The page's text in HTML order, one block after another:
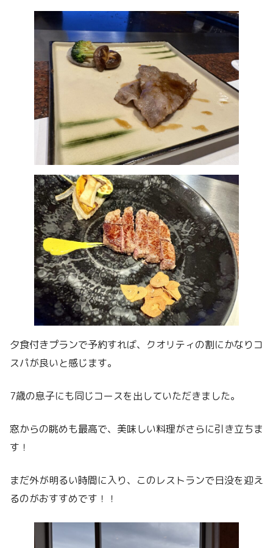
夕食付きプランで予約すれば、クオリティの割にかなりコ
スパが良いと感じます。
7歳の息子にも同じコースを出していただきました。
窓からの眺めも最高で、美味しい料理がさらに引き立ちま
す！
まだ外が明るい時間に入り、このレストランで日没を迎え
るのがおすすめです！！